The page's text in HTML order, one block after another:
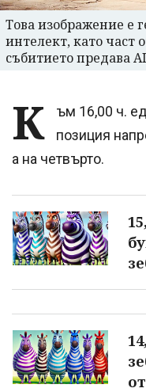
Това изображение е
интелект, като част
събитието предава
К
ъм 16,00 ч.
позиция
а на четвърто.